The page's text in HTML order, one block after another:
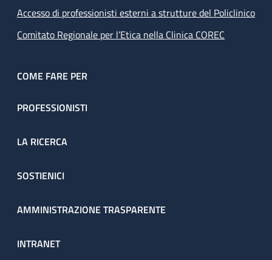
Accesso di professionisti esterni a strutture del Policlinico
Comitato Regionale per l’Etica nella Clinica COREC
COME FARE PER
PROFESSIONISTI
LA RICERCA
SOSTIENICI
AMMINISTRAZIONE TRASPARENTE
INTRANET